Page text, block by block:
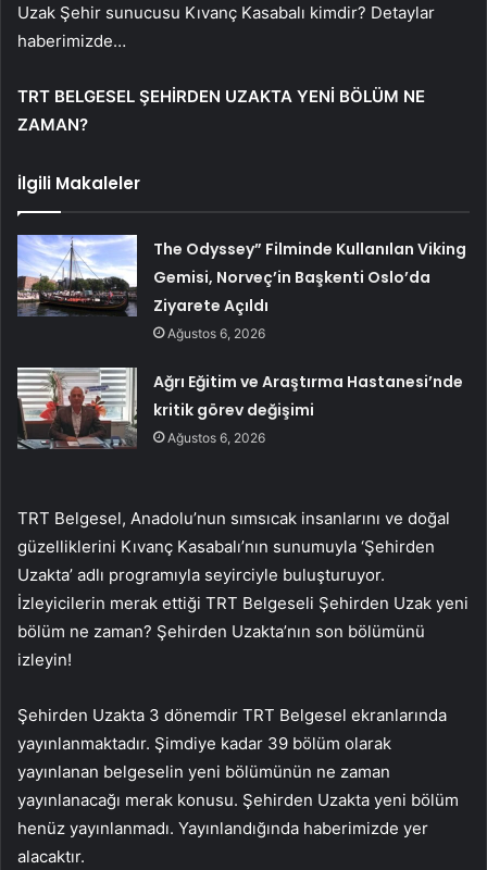
Uzak Şehir sunucusu Kıvanç Kasabalı kimdir? Detaylar
haberimizde…
TRT BELGESEL ŞEHİRDEN UZAKTA YENİ BÖLÜM NE
ZAMAN?
İlgili Makaleler
The Odyssey” Filminde Kullanılan Viking
Gemisi, Norveç’in Başkenti Oslo’da
Ziyarete Açıldı
Ağustos 6, 2026
Ağrı Eğitim ve Araştırma Hastanesi’nde
kritik görev değişimi
Ağustos 6, 2026
TRT Belgesel, Anadolu’nun sımsıcak insanlarını ve doğal
güzelliklerini Kıvanç Kasabalı’nın sunumuyla ‘Şehirden
Uzakta’ adlı programıyla seyirciyle buluşturuyor.
İzleyicilerin merak ettiği TRT Belgeseli Şehirden Uzak yeni
bölüm ne zaman? Şehirden Uzakta’nın son bölümünü
izleyin!
Şehirden Uzakta 3 dönemdir TRT Belgesel ekranlarında
yayınlanmaktadır. Şimdiye kadar 39 bölüm olarak
yayınlanan belgeselin yeni bölümünün ne zaman
yayınlanacağı merak konusu. Şehirden Uzakta yeni bölüm
henüz yayınlanmadı. Yayınlandığında haberimizde yer
alacaktır.